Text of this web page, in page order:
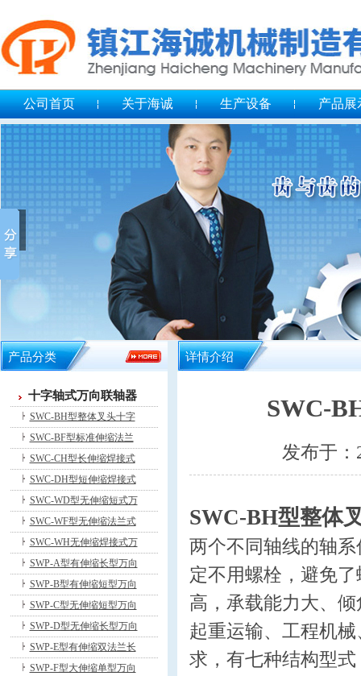
公司首页 关于海诚 生产设备 产品展
产品分类
十字轴式万向联轴器
SWC-BH型整体叉头十字
SWC-BF型标准伸缩法兰
SWC-CH型长伸缩焊接式
SWC-DH型短伸缩焊接式
SWC-WD型无伸缩短式万
SWC-WF型无伸缩法兰式
SWC-WH无伸缩焊接式万
SWP-A型有伸缩长型万向
SWP-B型有伸缩短型万向
SWP-C型无伸缩短型万向
SWP-D型无伸缩长型万向
SWP-E型有伸缩双法兰长
SWP-F型大伸缩单型万向
详情介绍
SWC-
发布于
SWC-BH型整体
两个不同轴线的轴
定不用螺栓，避免
高，承载能力大、
起重运输、工程机
求，有七种结构型式